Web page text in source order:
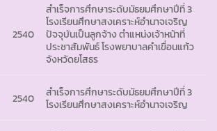
2540
สำเร็จการศึกษาระดับมัธยมศึกษาปีที่ 3
โรงเรียนศึกษาสงเคราะห์อำนาจเจริญ
ปัจจุบันเป็นลูกจ้าง ตำแหน่งเจ้าหน้าที่
ประชาสัมพันธ์ โรงพยาบาลคำเขื่อนแก้ว
จังหวัดยโสธร
2540
สำเร็จการศึกษาระดับมัธยมศึกษาปีที่ 3
โรงเรียนศึกษาสงเคราะห์อำนาจเจริญ